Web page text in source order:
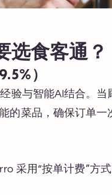
选食客通？
）
验与智能AI结合。
的菜品，确保订单一
采用“按单计费”方